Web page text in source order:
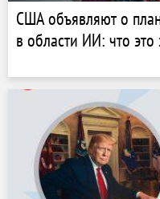
США объявляют о
в области ИИ: что